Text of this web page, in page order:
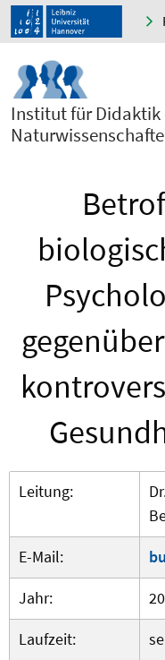
Institut für Didaktik
Leitung:
E-Mail:
Jahr:
Laufzeit: